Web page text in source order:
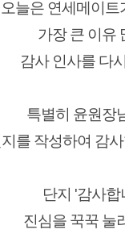
오늘은 연세메이트
가장 큰 이유
감사 인사를 다
특별히 윤원장
를 작성하여 감
단지 '감사합
진심을 꾹꾹 눌